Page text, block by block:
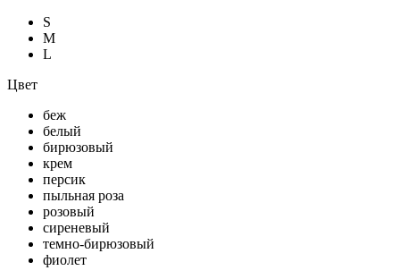
S
M
L
Цвет
беж
белый
бирюзовый
крем
персик
пыльная роза
розовый
сиреневый
темно-бирюзовый
фиолет